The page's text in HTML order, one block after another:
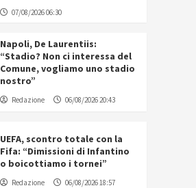
07/08/2026 06:30
Napoli, De Laurentiis:
“Stadio? Non ci interessa del
Comune, vogliamo uno stadio
nostro”
Redazione 06/08/2026 20:43
UEFA, scontro totale con la
Fifa: “Dimissioni di Infantino
o boicottiamo i tornei”
Redazione 06/08/2026 18:57